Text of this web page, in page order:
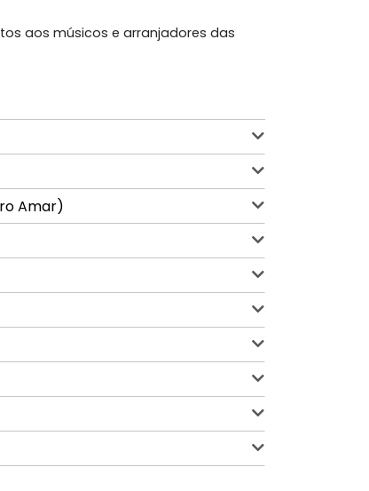
aos músicos e arranjadores das
Amar)